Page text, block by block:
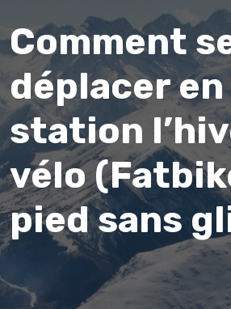
Comment
déplacer en
station
vélo
pied sans